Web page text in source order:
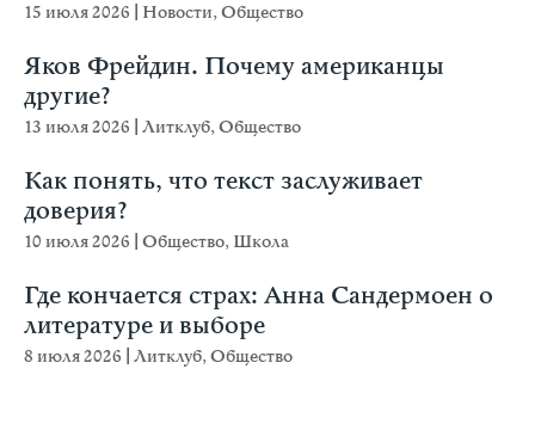
15 июля 2026 Новости,Общество
Яков Фрейдин. Почему американцы
другие?
13 июля 2026 Литклуб,Общество
Как понять, что текст заслуживает
доверия?
10 июля 2026 Общество, Школа
Где кончается страх: Анна Сандермоен о
литературе и выборе
8 июля 2026 Литклуб,Общество